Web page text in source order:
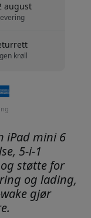
august
krøll
iPad mini 6
5-i-1
støtte for
og lading,
gjør